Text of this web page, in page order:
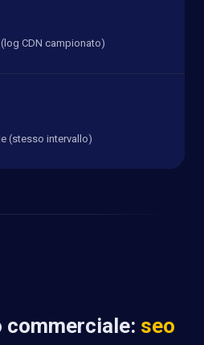
CDN campionato)
(stesso intervallo)
seo